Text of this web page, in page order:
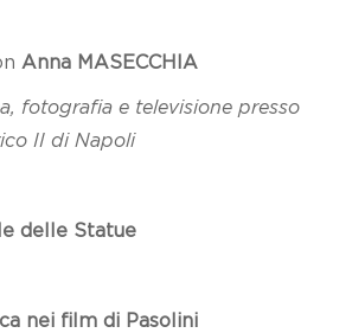
Anna MASECCHIA
fotografia e televisione presso
II di Napoli
delle Statue
nei film di Pasolini